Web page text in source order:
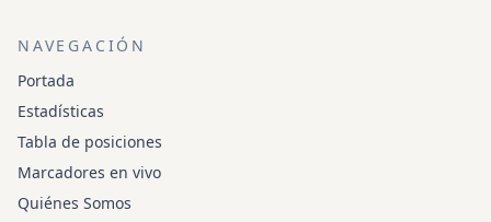
NAVEGACIÓN
Portada
Estadísticas
Tabla de posiciones
Marcadores en vivo
Quiénes Somos